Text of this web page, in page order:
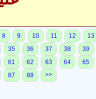
8 9 10 11 12
13
35 36 37 38
39
61 62 63 64
65
87 88 >>